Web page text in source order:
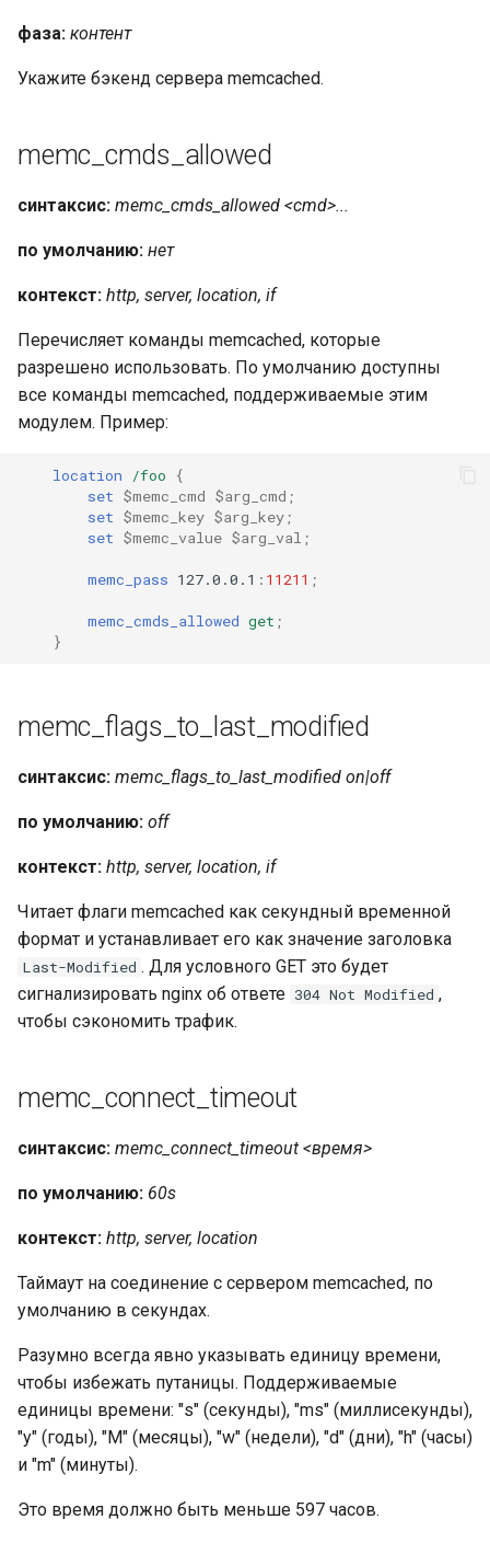
фаза: контент
Укажите бэкенд сервера memcached.
memc_cmds_allowed
синтаксис: memc_cmds_allowed <cmd>...
по умолчанию: нет
контекст: http, server, location, if
Перечисляет команды memcached, которые
разрешено использовать. По умолчанию доступны
все команды memcached, поддерживаемые этим
модулем. Пример:
location /foo
{
set $memc_cmd $arg_cmd ;
set $memc_key $arg_key ;
set $memc_value $arg_val ;
memc_pass 127.0.0.1 : 11211 ;
memc_cmds_allowed get ;
}
memc_flags_to_last_modified
синтаксис: memc_flags_to_last_modified on|off
по умолчанию: off
контекст: http, server, location, if
Читает флаги memcached как секундный временной
формат и устанавливает его как значение заголовка
Last-Modified . Для условного GET это будет
сигнализировать nginx об ответе 304 Not Modified ,
чтобы сэкономить трафик.
memc_connect_timeout
синтаксис: memc_connect_timeout <время>
по умолчанию: 60s
контекст: http, server, location
Таймаут на соединение с сервером memcached, по
умолчанию в секундах.
Разумно всегда явно указывать единицу времени,
чтобы избежать путаницы. Поддерживаемые
единицы времени: "s" (секунды), "ms" (миллисекунды),
"y" (годы), "M" (месяцы), "w" (недели), "d" (дни), "h" (часы)
и "m" (минуты).
Это время должно быть меньше 597 часов.